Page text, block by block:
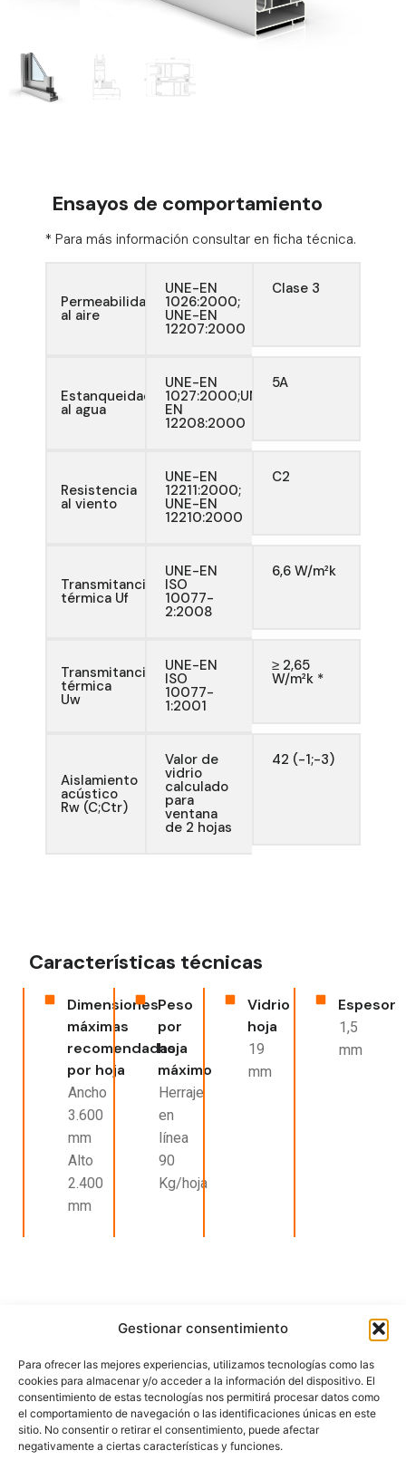
Gestionar consentimiento
Para ofrecer las mejores experiencias, utilizamos tecnologías como las
cookies para almacenar y/o acceder a la información del dispositivo. El
consentimiento de estas tecnologías nos permitirá procesar datos como
el comportamiento de navegación o las identificaciones únicas en este
sitio. No consentir o retirar el consentimiento, puede afectar
negativamente a ciertas características y funciones.
Ensayos de comportamiento
* Para más información consultar en ficha técnica.
Permeabilidad
al aire
UNE-EN
1026:2000;
UNE-EN
12207:2000
Clase 3
Estanqueidad
al agua
UNE-EN
1027:2000;UNE-
EN
12208:2000
5A
Resistencia
al viento
UNE-EN
12211:2000;
UNE-EN
12210:2000
C2
Transmitancia
térmica Uf
UNE-EN
ISO
10077-
2:2008
6,6 W/m²k
Transmitancia
térmica
Uw
UNE-EN
ISO
10077-
1:2001
≥ 2,65
W/m²k *
Aislamiento
acústico
Rw (C;Ctr)
Valor de
vidrio
calculado
para
ventana
de 2 hojas
42 (-1;-3)
Características técnicas
Dimensiones
máximas
recomendadas
por hoja
Ancho
3.600
mm
Alto
2.400
mm
Peso
por
hoja
máximo
Herraje
en
línea
90
Kg/hoja
Vidrio
hoja
19
mm
Espesor
1,5
mm
Extrusión de perfiles de aluminio para la edificación e
industria.